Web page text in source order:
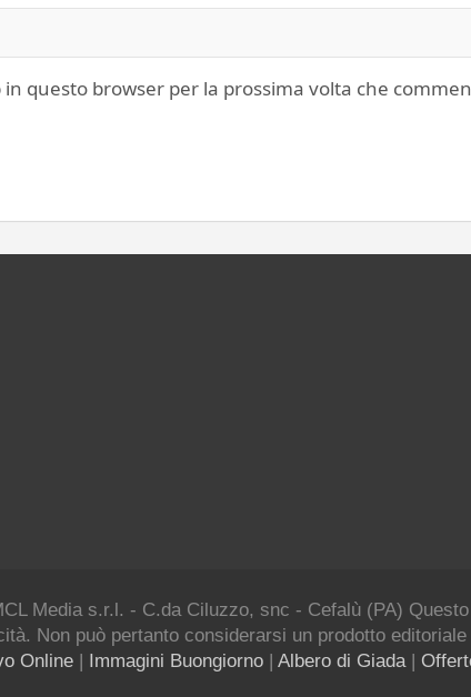
questo browser per la prossima volta che
Media s.r.l. - C.da Ciluzzo, snc - Cefalù (PA)
Non può pertanto considerarsi un prodotto
Online | Immagini Buongiorno | Albero di Giada|